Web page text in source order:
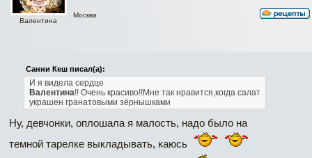
Валентина
Москва
Санни Кеш писал(а):
И я видела сердце
Валентина!! Очень красиво!!Мне так нравится,когда салат
украшен гранатовыми зёрнышками
Ну, девчонки, оплошала я малость, надо было на
темной тарелке выкладывать, каюсь